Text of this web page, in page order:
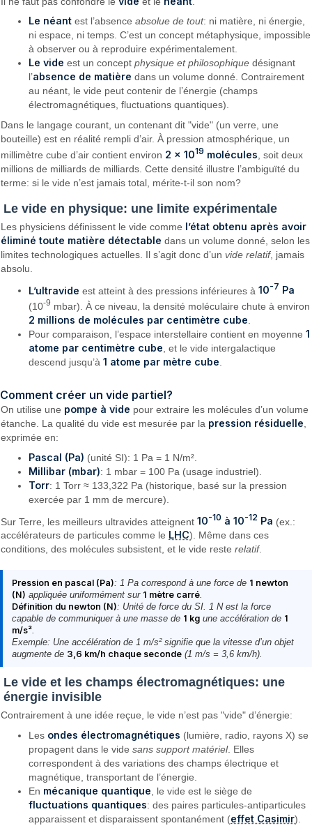
Le néant est l’absenceabsolue de tout: ni matière, ni énergie,
ni espace, ni temps. C’est un concept métaphysique, impossible
à observer ou à reproduire expérimentalement.
Le vide est un conceptphysique et philosophique désignant
l’absence de matière dans un volume donné. Contrairement
au néant, le vide peut contenir de l’énergie (champs
électromagnétiques, fluctuations quantiques).
Dans le langage courant, un contenant dit "vide" (un verre, une
bouteille) est en réalité rempli d’air. À pression atmosphérique, un
millimètre cube d’air contient environ 2 × 1019 molécules , soit deux
millions de milliards de milliards. Cette densité illustre l’ambiguïté du
terme: si le vide n’est jamais total, mérite-t-il son nom?
Le vide en physique: une limite expérimentale
Les physiciens définissent le vide comme l’état obtenu après avoir
éliminé toute matière détectable dans un volume donné, selon les
limites technologiques actuelles. Il s’agit donc d’unvide relatif, jamais
absolu.
L’ultravide est atteint à des pressions inférieures à10-7 Pa
(10-9 mbar). À ce niveau, la densité moléculaire chute à environ
2 millions de molécules par centimètre cube.
Pour comparaison, l’espace interstellaire contient en moyenne1
atome par centimètre cube, et le vide intergalactique
descend jusqu’à1 atome par mètre cube.
Comment créer un vide partiel?
On utilise une pompe à vide pour extraire les molécules d’un volume
étanche. La qualité du vide est mesurée par la pression résiduelle,
exprimée en:
Pascal (Pa) (unité SI): 1 Pa = 1 N/m².
Millibar (mbar): 1 mbar = 100 Pa (usage industriel).
Torr: 1 Torr ≈ 133,322 Pa (historique, basé sur la pression
exercée par 1 mm de mercure).
Sur Terre, les meilleurs ultravides atteignent10-10 à 10-12 Pa (ex.:
accélérateurs de particules comme le LHC). Même dans ces
conditions, des molécules subsistent, et le vide resterelatif.
Pression en pascal (Pa): 1 Pa correspond à une force de 1 newton
(N) appliquée uniformément sur 1 mètre carré.
Définition du newton (N): Unité de force du SI. 1 N est la force
capable de communiquer à une masse de 1 kgune accélération de 1
m/s².
Exemple: Une accélération de 1 m/s² signifie que la vitesse d’un objet
augmente de 3,6 km/h chaque seconde(1 m/s = 3,6 km/h).
Le vide et les champs électromagnétiques: une
énergie invisible
Contrairement à une idée reçue, le vide n’est pas "vide" d’énergie:
Les ondes électromagnétiques (lumière, radio, rayons X) se
propagent dans le videsans support matériel. Elles
correspondent à des variations des champs électrique et
magnétique, transportant de l’énergie.
En mécanique quantique , le vide est le siège de
fluctuations quantiques: des paires particules-antiparticules
apparaissent et disparaissent spontanément (effet Casimir).